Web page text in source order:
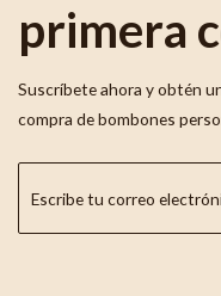
primera
Suscríbete ahora y obtén
compra de bombones